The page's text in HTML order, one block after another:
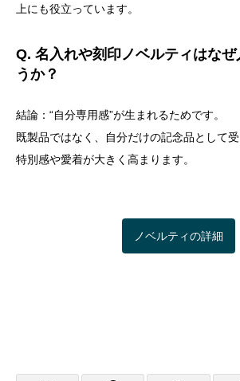
上にも役立っています。
Q. 名入れや刻印ノベルティはなぜ
うか？
結論：“自分専用感”が生まれるためです。
既製品ではなく、自分だけの記念品として受
特別感や愛着が大きく高まります。
ノベルティの詳細